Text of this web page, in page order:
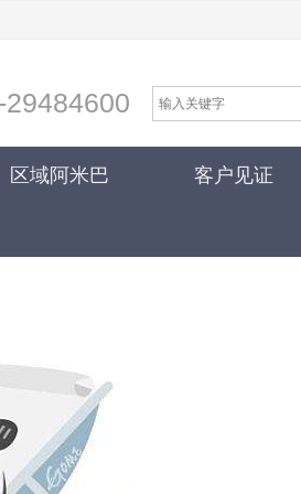
区域阿米巴 客户见证